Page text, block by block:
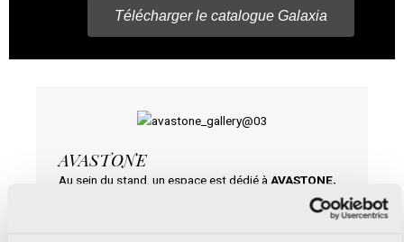
Télécharger le catalogue Galaxia
AVASTONE
Au sein du stand, un espace est dédié à AVASTONE,
la marque de dalles épaisses en 12 et 20 mmqui
élargit les possibilités d’application de la céramique,